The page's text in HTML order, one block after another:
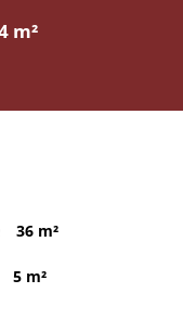
m²
36 m²
5 m²